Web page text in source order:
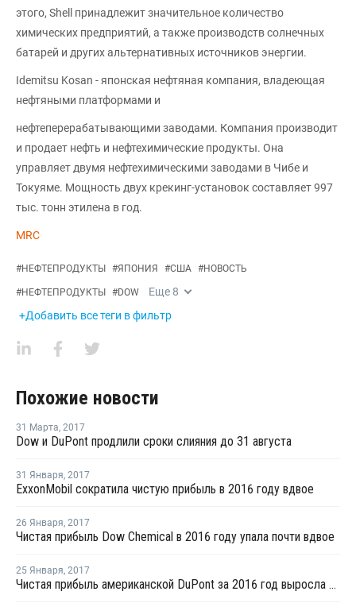
этого, Shell принадлежит значительное количество
химических предприятий, а также производств солнечных
батарей и других альтернативных источников энергии.
Idemitsu Kosan - японская нефтяная компания, владеющая
нефтяными платформами и
нефтеперерабатывающими заводами. Компания производит
и продает нефть и нефтехимические продукты. Она
управляет двумя нефтехимическими заводами в Чибе и
Токуяме. Мощность двух крекинг-установок составляет 997
тыс. тонн этилена в год.
MRC
#НЕФТЕПРОДУКТЫ #ЯПОНИЯ #США #НОВОСТЬ
#НЕФТЕПРОДУКТЫ #DOW Еще 8
+Добавить все теги в фильтр
Похожие новости
31 Марта, 2017
Dow и DuPont продлили сроки слияния до 31 августа
31 Января, 2017
ExxonMobil сократила чистую прибыль в 2016 году вдвое
26 Января, 2017
Чистая прибыль Dow Chemical в 2016 году упала почти вдвое
25 Января, 2017
Чистая прибыль американской DuPont за 2016 год выросла на 21%